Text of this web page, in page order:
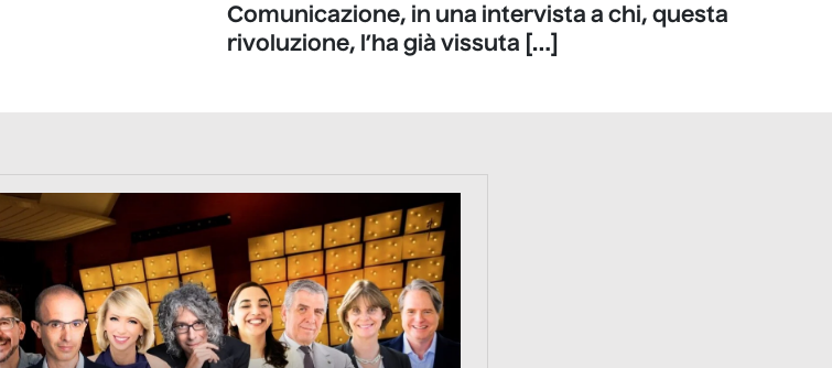
Comunicazione, in una intervista a chi, questa
rivoluzione, l’ha già vissuta […]